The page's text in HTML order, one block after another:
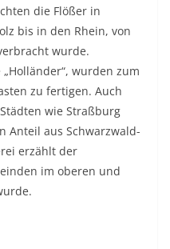
die Flößer in
bis in den Rhein, von
wurde.
wurden zum
zu fertigen. Auch
wie Straßburg
Anteil aus Schwarzwald-
erzählt der
im oberen und